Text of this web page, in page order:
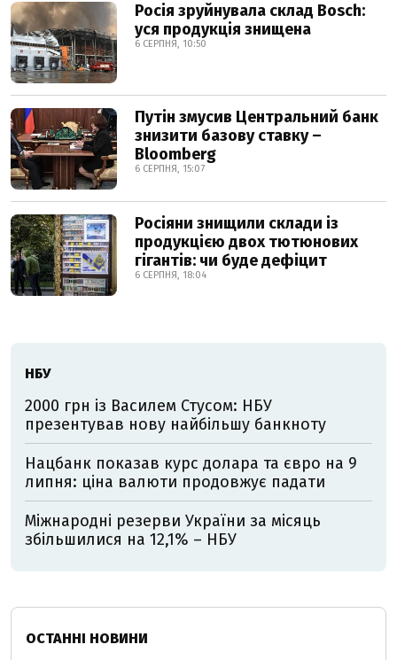
Росія зруйнувала склад Bosch:
уся продукція знищена
6 СЕРПНЯ, 10:50
Путін змусив Центральний банк
знизити базову ставку –
Bloomberg
6 СЕРПНЯ, 15:07
Росіяни знищили склади із
продукцією двох тютюнових
гігантів: чи буде дефіцит
6 СЕРПНЯ, 18:04
НБУ
2000 грн із Василем Стусом: НБУ
презентував нову найбільшу банкноту
Нацбанк показав курс долара та євро на 9
липня: ціна валюти продовжує падати
Міжнародні резерви України за місяць
збільшилися на 12,1% – НБУ
ОСТАННІ НОВИНИ